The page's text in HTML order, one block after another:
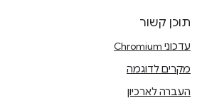
תוכן קשור
עדכוני Chromium
מקרים לדוגמה
העברה לארכיון